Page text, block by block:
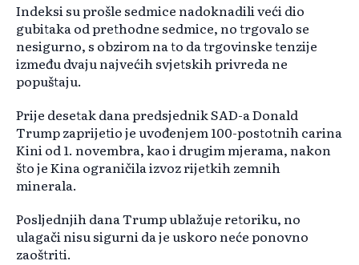
Indeksi su prošle sedmice nadoknadili veći dio
gubitaka od prethodne sedmice, no trgovalo se
nesigurno, s obzirom na to da trgovinske tenzije
između dvaju najvećih svjetskih privreda ne
popuštaju.
Prije desetak dana predsjednik SAD-a Donald
Trump zaprijetio je uvođenjem 100-postotnih carina
Kini od 1. novembra, kao i drugim mjerama, nakon
što je Kina ograničila izvoz rijetkih zemnih
minerala.
Posljednjih dana Trump ublažuje retoriku, no
ulagači nisu sigurni da je uskoro neće ponovno
zaoštriti.